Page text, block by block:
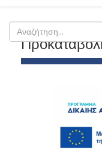
Έναρξη